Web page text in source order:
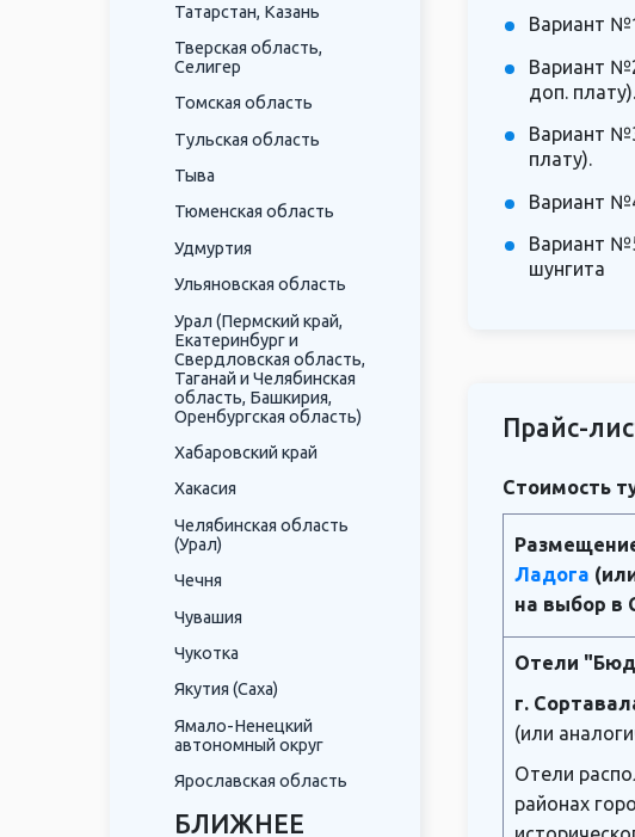
Татарстан, Казань
Тверская область,
Селигер
Томская область
Тульская область
Тыва
Тюменская область
Удмуртия
Ульяновская область
Урал (Пермский край,
Екатеринбург и
Свердловская область,
Таганай и Челябинская
область, Башкирия,
Оренбургская область)
Хабаровский край
Хакасия
Челябинская область
(Урал)
Чечня
Чувашия
Чукотка
Якутия (Саха)
Ямало-Ненецкий
автономный округ
Ярославская область
БЛИЖНЕЕ
Вариант
Вариант
доп. плату).
Вариант
плату).
Вариант
Вариант
шунгита
Прайс-
Стоимость
Ладога
на выбор в
Отели
г.
(или
Отели
районах